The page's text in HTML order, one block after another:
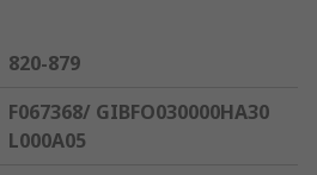
820-879
F067368/ GIBFO030000HA30
L000A05